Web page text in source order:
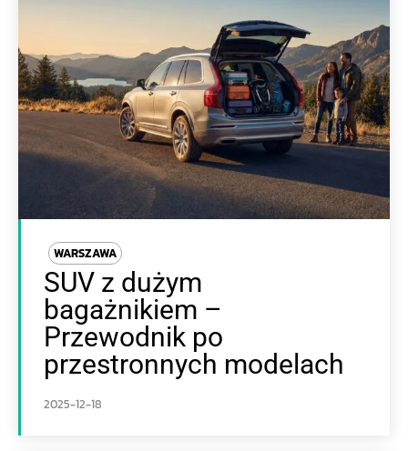
WARSZAWA
SUV z dużym
bagażnikiem –
Przewodnik po
przestronnych modelach
2025-12-18